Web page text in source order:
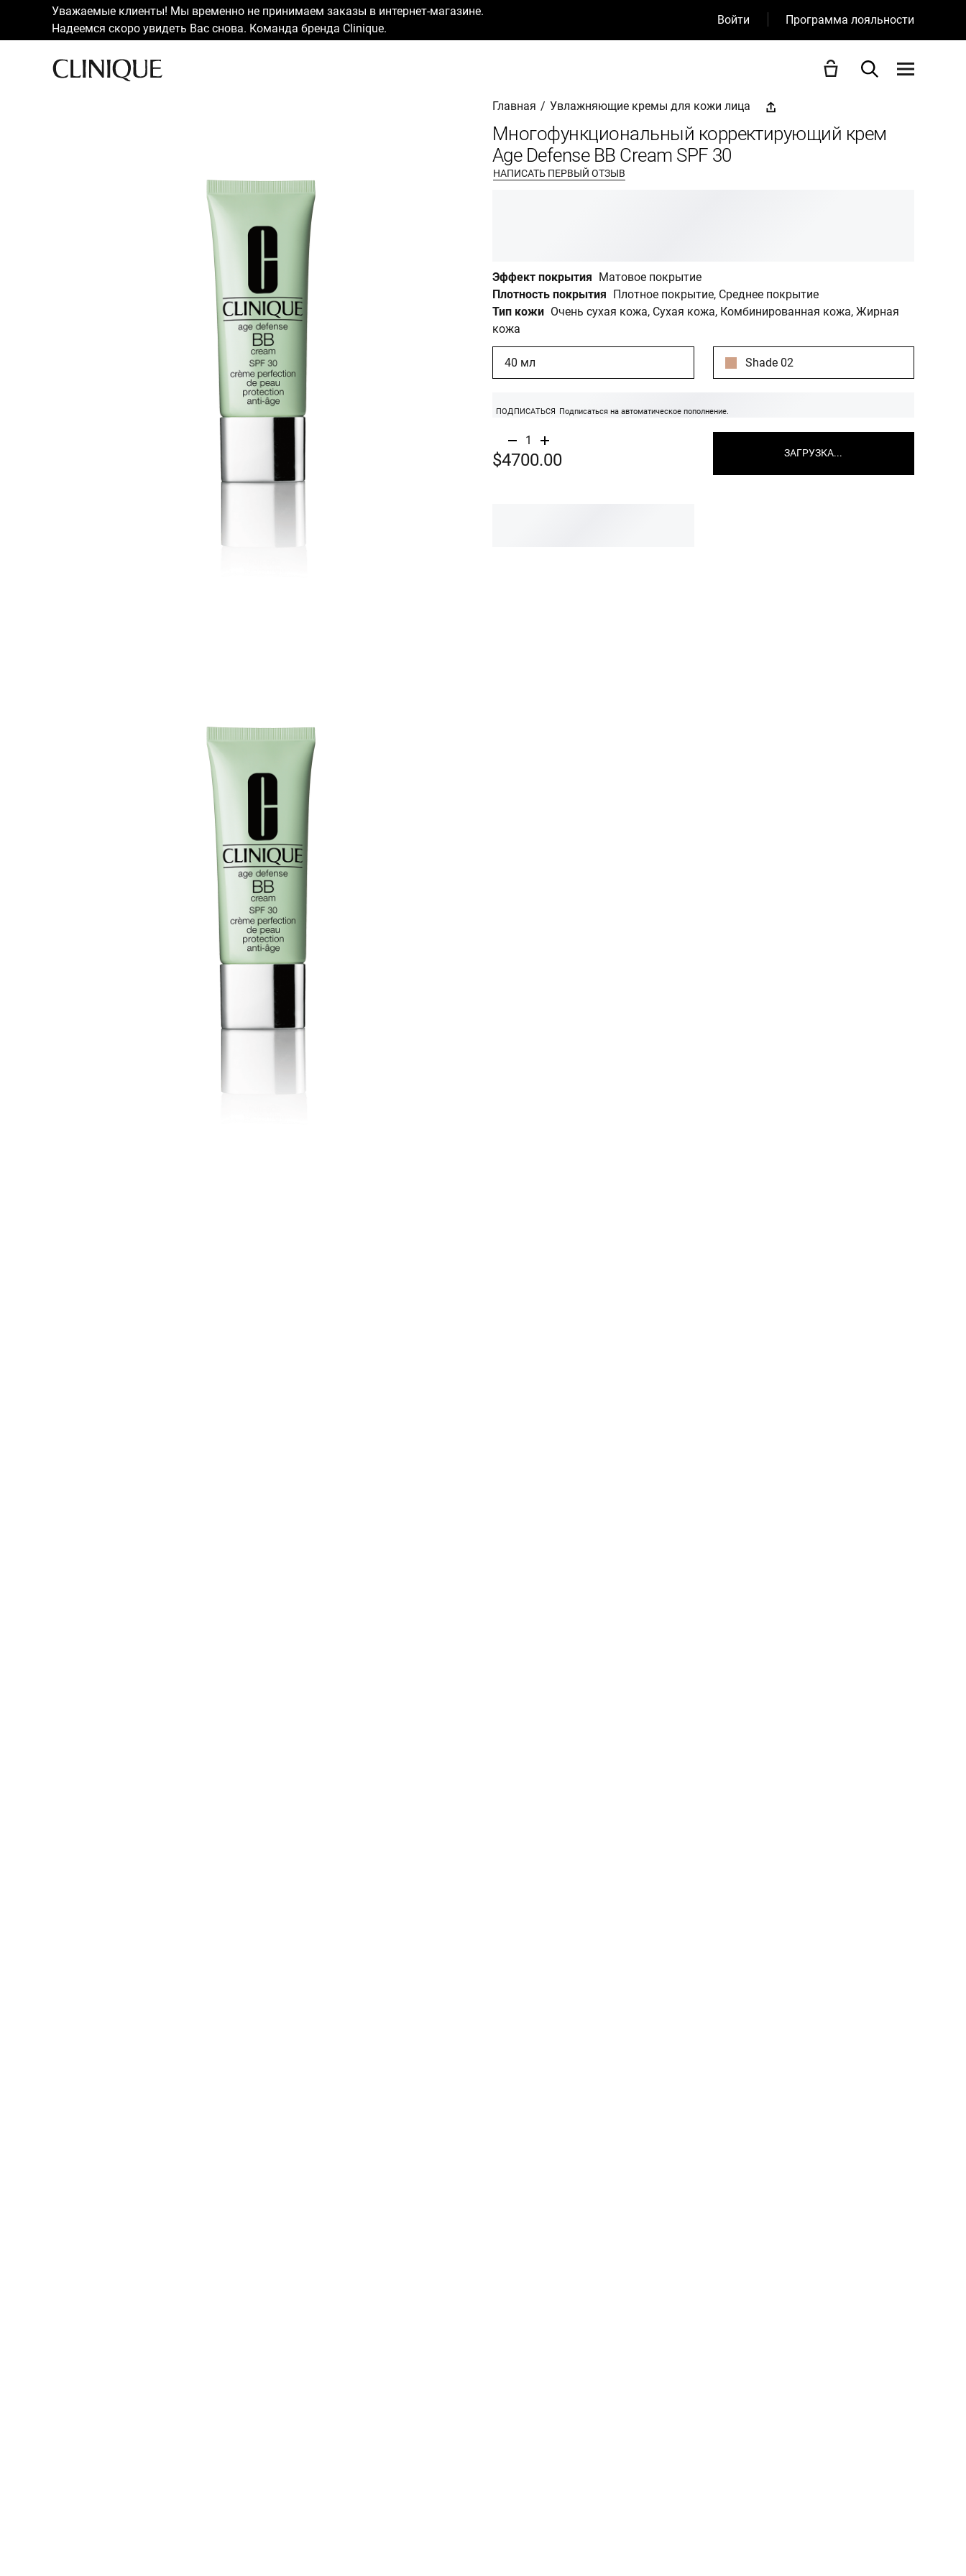
Уважаемые клиенты! Мы временно не принимаем заказы в интернет-магазине.
Надеемся скоро увидеть Вас снова. Команда бренда Clinique.
Программа лояльности
Войти
Главная / Увлажняющие кремы для кожи лица
Многофункциональный корректирующий крем
Age Defense BB Cream SPF 30
НАПИСАТЬ ПЕРВЫЙ ОТЗЫВ
Эффект покрытия Матовое покрытие
Плотность покрытия Плотное покрытие, Среднее покрытие
Тип кожи Очень сухая кожа, Сухая кожа, Комбинированная кожа, Жирная
кожа
40 мл Shade 02
ПОДПИСАТЬСЯ Подписаться на автоматическое пополнение.
1
ЗАГРУЗКА...
$4700.00